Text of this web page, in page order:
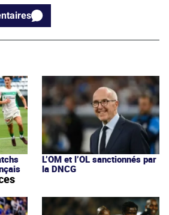
L’OM et l’OL sanctionnés par
la DNCG